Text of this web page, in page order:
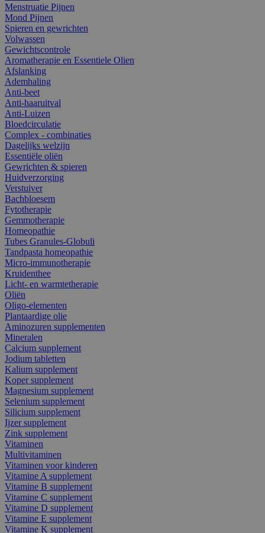
Menstruatie Pijnen
Mond Pijnen
Spieren en gewrichten
Volwassen
Gewichtscontrole
Aromatherapie en Essentiele Olien
Afslanking
Ademhaling
Anti-beet
Anti-haaruitval
Anti-Luizen
Bloedcirculatie
Complex - combinaties
Dagelijks welzijn
Essentiële oliën
Gewrichten & spieren
Huidverzorging
Verstuiver
Bachbloesem
Fytotherapie
Gemmotherapie
Homeopathie
Tubes Granules-Globuli
Tandpasta homeopathie
Micro-immunotherapie
Kruidenthee
Licht- en warmtetherapie
Oliën
Oligo-elementen
Plantaardige olie
Aminozuren supplementen
Mineralen
Calcium supplement
Jodium tabletten
Kalium supplement
Koper supplement
Magnesium supplement
Selenium supplement
Silicium supplement
Ijzer supplement
Zink supplement
Vitaminen
Multivitaminen
Vitaminen voor kinderen
Vitamine A supplement
Vitamine B supplement
Vitamine C supplement
Vitamine D supplement
Vitamine E supplement
Vitamine K supplement